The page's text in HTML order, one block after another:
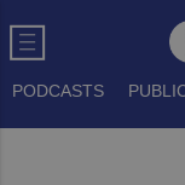
PODCASTS